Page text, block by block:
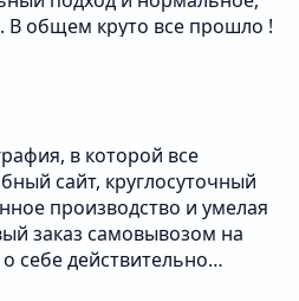
В общем круто все прошло !
в которой все
сайт, круглосуточный
производство и умелая
заказ самовывозом на
себе действительно